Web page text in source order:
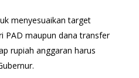
menyesuaikan target
PAD maupun dana transfer
rupiah anggaran harus